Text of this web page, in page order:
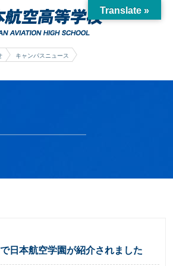
キャンパスニュース
日本航空学園が紹介されました
Translate »